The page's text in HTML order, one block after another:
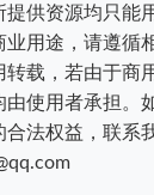
提供资源均只能
业用途，请遵循
转载，若由于商
由使用者承担。
合法权益，联系